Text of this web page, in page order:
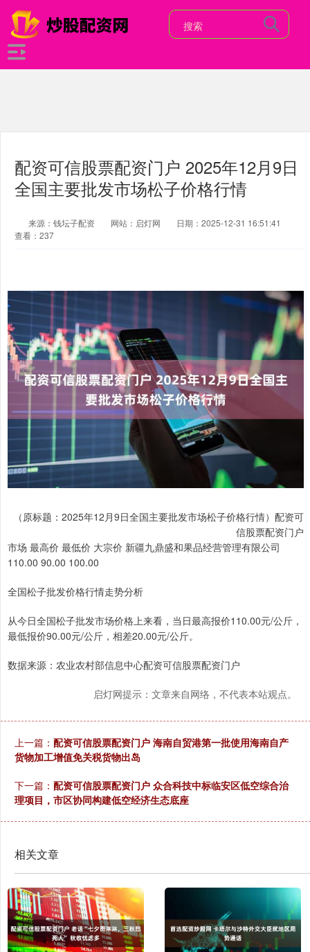
配资可信股票配资门户 2025年12月9日
全国主要批发市场松子价格行情
来源：钱坛子配资 网站：启灯网
日期：2025-12-31 16:51:41
查看：237
（原标题：2025年12月9日全国主要批发市场松子价格行情）配资可
信股票配资门户
市场 最高价 最低价 大宗价 新疆九鼎盛和果品经营管理有限公司
110.00 90.00 100.00
全国松子批发价格行情走势分析
从今日全国松子批发市场价格上来看，当日最高报价110.00元/公斤，
最低报价90.00元/公斤，相差20.00元/公斤。
数据来源：农业农村部信息中心配资可信股票配资门户
启灯网提示：文章来自网络，不代表本站观点。
上一篇： 配资可信股票配资门户 海南自贸港第一批使用海南自产
货物加工增值免关税货物出岛
下一篇： 配资可信股票配资门户 众合科技中标临安区低空综合治
理项目，市区协同构建低空经济生态底座
相关文章